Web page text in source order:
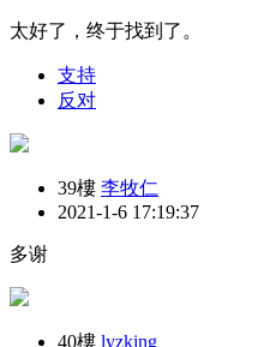
太好了，终于找到了。
支持
反对
39樓 李牧仁
2021-1-6 17:19:37
多谢
40樓 lyzking